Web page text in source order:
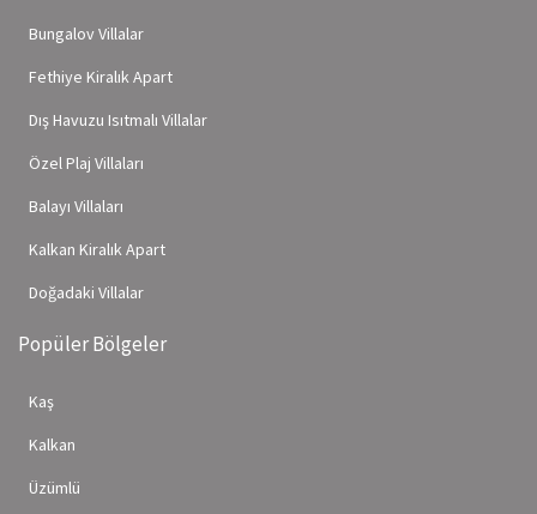
Bungalov Villalar
Fethiye Kiralık Apart
Dış Havuzu Isıtmalı Villalar
Özel Plaj Villaları
Balayı Villaları
Kalkan Kiralık Apart
Doğadaki Villalar
Popüler Bölgeler
Kaş
Kalkan
Üzümlü